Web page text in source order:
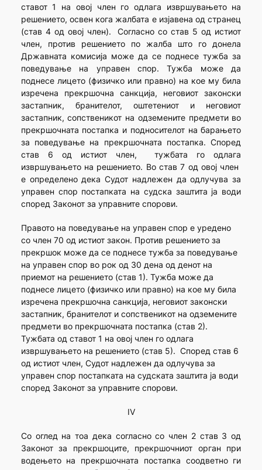
ставот 1 на овој член го одлага извршувањето на
решението, освен кога жалбата е изјавена од странец
(став 4 од овој член). Согласно со став 5 од истиот
член, против решението по жалба што го донела
Државната комисија може да се поднесе тужба за
поведување на управен спор. Тужба може да
поднесе лицето (физичко или правно) на кое му била
изречена прекршочна санкција, неговиот законски
застапник, бранителот, оштетениот и неговиот
застапник, сопственикот на одземените предмети во
прекршочната постапка и подносителот на барањето
за поведување на прекршочната постапка. Според
став 6 од истиот член, тужбата го одлага
извршувањето на решението. Во став 7 од овој член
е определено дека Судот надлежен да одлучува за
управен спор постапката на судска заштита ја води
според Законот за управните спорови.
Правото на поведување на управен спор е уредено
со член 70 од истиот закон. Против решението за
прекршок може да се поднесе тужба за поведување
на управен спор во рок од 30 дена од денот на
приемот на решението (став 1). Тужба може да
поднесе лицето (физичко или правно) на кое му била
изречена прекршочна санкција, неговиот законски
застапник, бранителот и сопственикот на одземените
предмети во прекршочната постапка (став 2).
Тужбата од ставот 1 на овој член го одлага
извршувањето на решението (став 5). Според став 6
од истиот член, Судот надлежен да одлучува за
управен спор постапката на судската заштита ја води
според Законот за управните спорови.
IV
Со оглед на тоа дека согласно со член 2 став 3 од
Законот за прекршоците, прекршочниот орган при
водењето на прекршочната постапка соодветно ги